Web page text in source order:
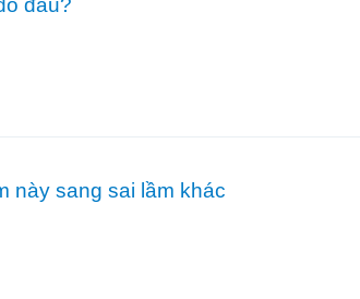
này sang sai lầm khác